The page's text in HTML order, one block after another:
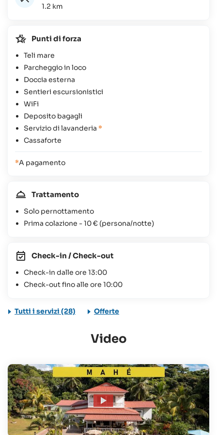
1.2 km
Punti di forza
Teli mare
Parcheggio in loco
Doccia esterna
Sentieri escursionistici
WiFi
Deposito bagagli
Servizio di lavanderia *
Cassaforte
*A pagamento
Trattamento
Solo pernottamento
Prima colazione - 10 € (persona/notte)
Check-in / Check-out
Check-in dalle ore 13:00
Check-out fino alle ore 10:00
Tutti i servizi (28) Offerte
Video